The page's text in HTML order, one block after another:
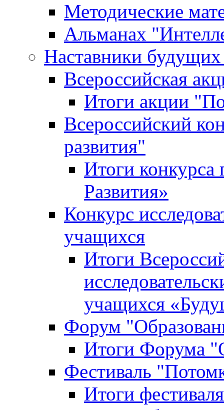
Методические
Альманах
Наставники
Всероссийская
Итоги акции
Всероссийский
развития"
Итоги конкурса
Развития»
Конкурс
учащихся
Итоги
учащихся
Форум
Итоги Форума
Фестиваль
Итоги